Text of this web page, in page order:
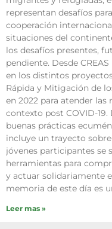
representan desafíos
cooperación
situaciones del
los desafíos presentes,
pendiente. Desde
en los distintos
Rápida y Mitigación de
en 2022 para atender las
contexto post COVID-
buenas prácticas
incluye un trayecto
jóvenes participantes se
herramientas para
y actuar solidariamente
memoria de este día es
Leer mas »